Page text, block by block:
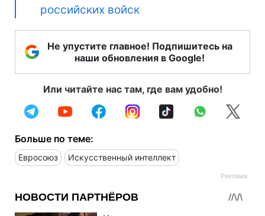
российских войск
Не упустите главное! Подпишитесь на
наши обновления в Google!
Или читайте нас там, где вам удобно!
Больше по теме:
Евросоюз Искусственный интеллект